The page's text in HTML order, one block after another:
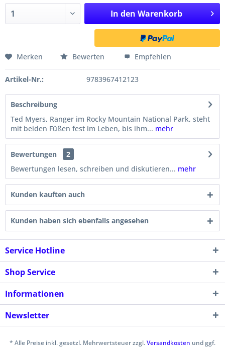
In den Warenkorb
Merken Bewerten Empfehlen
Artikel-Nr.: 9783967412123
Beschreibung
Ted Myers, Ranger im Rocky Mountain National Park, steht
mit beiden Füßen fest im Leben, bis ihm... mehr
Bewertungen
2
Bewertungen lesen, schreiben und diskutieren... mehr
Kunden kauften auch
Kunden haben sich ebenfalls angesehen
Service Hotline
Shop Service
Informationen
Newsletter
* Alle Preise inkl. gesetzl. Mehrwertsteuer zzgl.Versandkosten und ggf.